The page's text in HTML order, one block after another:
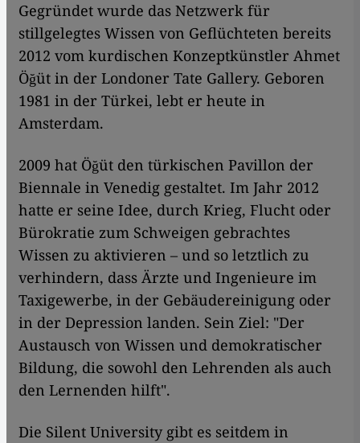
Gegründet wurde das Netzwerk für
stillgelegtes Wissen von Geflüchteten bereits
2012 vom kurdischen Konzeptkünstler Ahmet
Öğüt in der Londoner Tate Gallery. Geboren
1981 in der Türkei, lebt er heute in
Amsterdam.
2009 hat Öğüt den türkischen Pavillon der
Biennale in Venedig gestaltet. Im Jahr 2012
hatte er seine Idee, durch Krieg, Flucht oder
Bürokratie zum Schweigen gebrachtes
Wissen zu aktivieren – und so letztlich zu
verhindern, dass Ärzte und Ingenieure im
Taxigewerbe, in der Gebäudereinigung oder
in der Depression landen. Sein Ziel: "Der
Austausch von Wissen und demokratischer
Bildung, die sowohl den Lehrenden als auch
den Lernenden hilft".
Die Silent University gibt es seitdem in